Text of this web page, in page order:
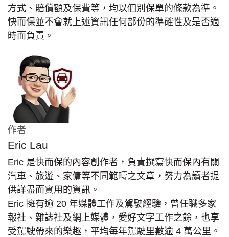
方式、賠償額及保費等，均以個別保單的條款為準。
快而保並不會就上述資訊任何部份的準確性及是否適
時而負責。
作者
Eric Lau
Eric 是快而保的內容創作者，負責撰寫快而保內有關
汽車、旅遊、家傭等不同範疇之文章，努力為讀者提
供詳盡而實用的資訊。
Eric 擁有逾 20 年媒體工作及駕駛經驗，曾任職多家
報社、雜誌社及網上媒體，愛好文字工作之餘，也享
受駕駛帶來的樂趣，平均每年駕駛里數逾 4 萬公里。